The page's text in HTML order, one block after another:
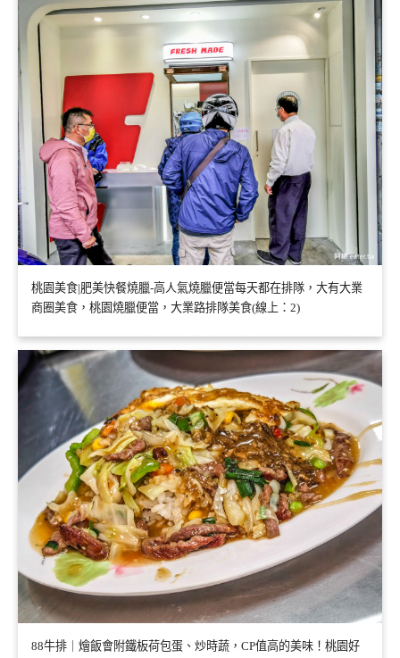
桃園美食|肥美快餐燒臘-高人氣燒臘便當每天都在排隊，大有大業
商圈美食，桃園燒臘便當，大業路排隊美食(線上：2)
88牛排｜燴飯會附鐵板荷包蛋、炒時蔬，CP值高的美味！桃園好